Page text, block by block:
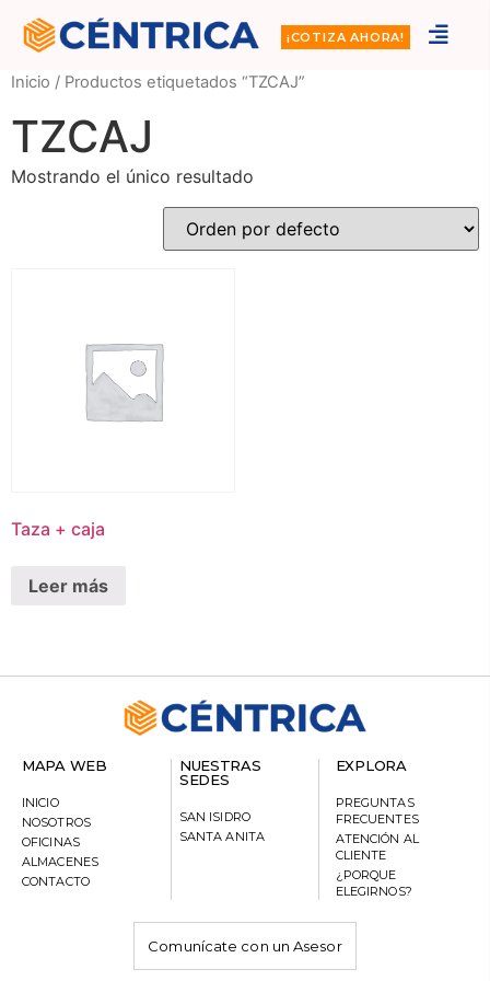
¡COTIZA AHORA!
Inicio / Productos etiquetados “TZCAJ”
TZCAJ
Mostrando el único resultado
Taza + caja
Leer más
MAPA WEB
INICIO
NOSOTROS
OFICINAS
ALMACENES
CONTACTO
NUESTRAS
SEDES
SAN ISIDRO
SANTA ANITA
EXPLORA
PREGUNTAS
FRECUENTES
ATENCIÓN AL
CLIENTE
¿PORQUE
ELEGIRNOS?
Comunícate con un Asesor